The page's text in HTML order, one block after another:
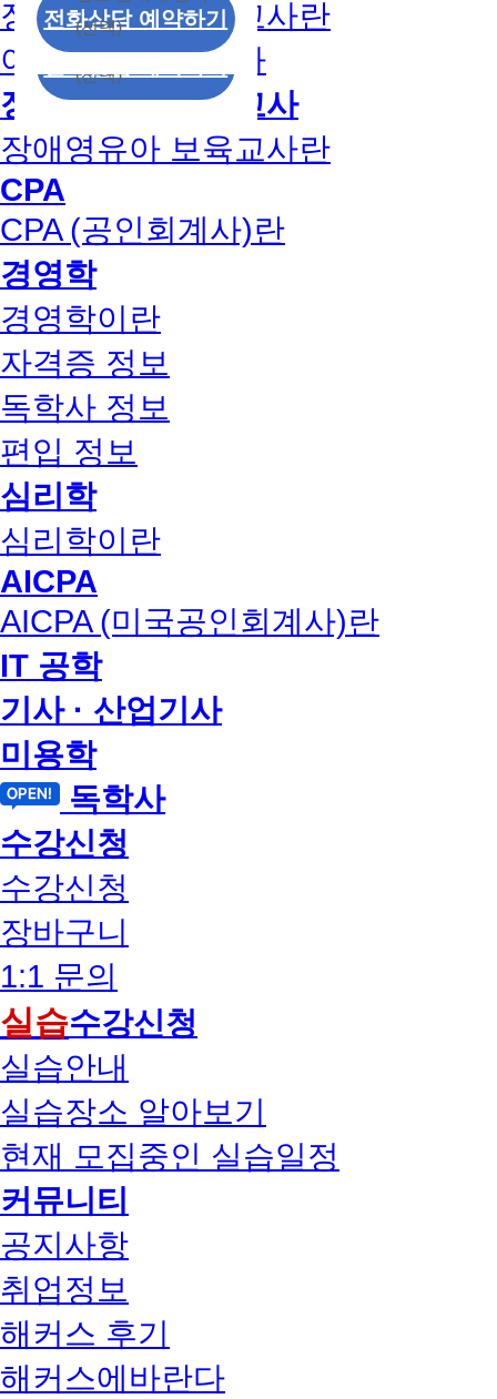
장애영유아 보육교사란
아동학사/전문학사
장애영유아 보육교사
장애영유아 보육교사란
CPA
CPA (공인회계사)란
경영학
경영학이란
자격증 정보
독학사 정보
편입 정보
심리학
심리학이란
AICPA
AICPA (미국공인회계사)란
IT 공학
기사 · 산업기사
미용학
독학사
수강신청
수강신청
장바구니
1:1 문의
실습수강신청
실습안내
실습장소 알아보기
현재 모집중인 실습일정
커뮤니티
공지사항
취업정보
해커스 후기
해커스에바란다
이벤트/할인(광고성)
정보 안내에 동의
(선택)
(선택)
전화상담 예약하기
2. (필수)이름, 휴대폰번호, 상담내용
(선택) 제출된 상담 문의 내용, 전화상담 과정에서 이용자가
3. 개인정보 보유/이용 기간: 법령상 정하는 경우
고는 회원탈퇴 시까지 이용 및 보관합니다. 단, 비
나 상담 시로부터 3년 이내 탈퇴하는 자의 경우, 소
만 또는 분쟁처리를 위해 3년간 보관합니다.
에는 상담 신청이 제한됩니다.
2. (필수)이름, 휴대폰번호, 상담내용
(선택) 제출된 상담 문의 내용, 전화상담 과정에서 이용자가
3. 개인정보 보유/이용 기간: 법령상 정하는 경우
고는 회원탈퇴 시까지 이용 및 보관합니다. 단, 비
나 상담 시로부터 3년 이내 탈퇴하는 자의 경우, 소
만 또는 분쟁처리를 위해 3년간 보관합니다.
에는 상담 신청이 제한됩니다.
2. (필수)이름, 휴대폰번호, 상담내용
(선택) 제출된 상담 문의 내용, 전화상담 과정에서 이용자가
3. 개인정보 보유/이용 기간: 법령상 정하는 경우
고는 회원탈퇴 시까지 이용 및 보관합니다. 단, 비
나 상담 시로부터 3년 이내 탈퇴하는 자의 경우, 소
만 또는 분쟁처리를 위해 3년간 보관합니다.
에는 상담 신청이 제한됩니다.